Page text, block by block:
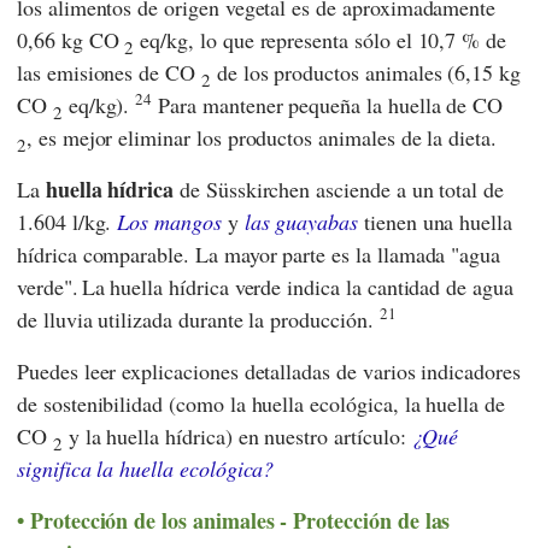
los alimentos de origen vegetal es de aproximadamente
0,66 kg CO2 eq/kg, lo que representa sólo el 10,7 % de
las emisiones de CO 2 de los productos animales (6,15 kg
CO 2 eq/kg).24 Para mantener pequeña la huella de CO
2, es mejor eliminar los productos animales de la dieta.
La huella hídrica de Süsskirchen asciende a un total de
1.604 l/kg.Los mangosy las guayabas tienen una huella
hídrica comparable. La mayor parte es la llamada "agua
verde". La huella hídrica verde indica la cantidad de agua
de lluvia utilizada durante la producción. 21
Puedes leer explicaciones detalladas de varios indicadores
de sostenibilidad (como la huella ecológica, la huella de
CO 2 y la huella hídrica) en nuestro artículo: ¿Qué
significa la huella ecológica?
Protección de los animales - Protección de las